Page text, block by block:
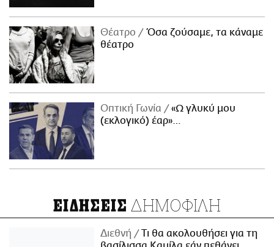
Θέατρο
Όσα ζούσαμε, τα κάναμε
θέατρο
Οπτική Γωνία
«Ω γλυκύ μου
(εκλογικό) έαρ»…
ΕΙΔΗΣΕΙΣ ΔΗΜΟΦΙΛΗ
Διεθνή
Τι θα ακολουθήσει για τη